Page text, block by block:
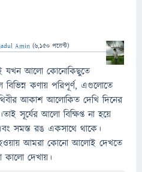
Amin (6,150 পয়েন্ট)
যখন আলো কোনোকিছুতে
বিভিন্ন কণায় পরিপূর্ণ, এগুলোতে
আকাশ আলোকিত দেখি দিনের
সূর্যের আলো বিক্ষিপ্ত না হয়ে
সমস্ত রঙ একসাথে থাকে।
হওয়ায় আমরা কোনো আলোই দেখতে
কালো দেখায়।